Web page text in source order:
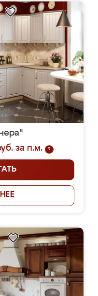
за п.м.
?